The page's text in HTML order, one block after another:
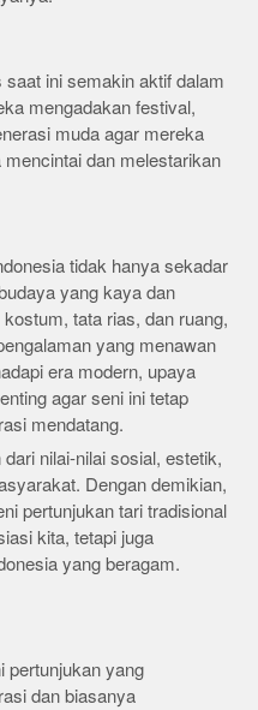
ini semakin aktif dalam
mengadakan festival,
muda agar mereka
dan melestarikan
tidak hanya sekadar
yang kaya dan
tata rias, dan ruang,
yang menawan
era modern, upaya
agar seni ini tetap
mendatang.
nilai-nilai sosial, estetik,
Dengan demikian,
pertunjukan tari tradisional
kita, tetapi juga
yang beragam.
pertunjukan yang
dan biasanya